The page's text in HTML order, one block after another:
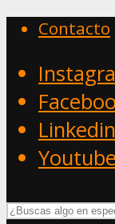
Contacto
Linkedin
Youtube